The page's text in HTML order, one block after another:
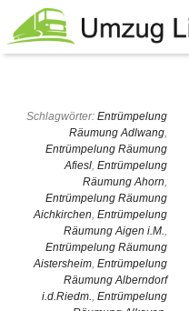
Schlagwörter: Entrümpelung
Räumung Adlwang,
Entrümpelung Räumung
Afiesl, Entrümpelung
Räumung Ahorn,
Entrümpelung Räumung
Aichkirchen, Entrümpelung
Räumung Aigen i.M.,
Entrümpelung Räumung
Aistersheim, Entrümpelung
Räumung Alberndorf
i.d.Riedm., Entrümpelung